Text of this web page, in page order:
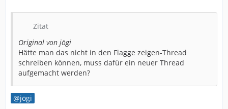
Zitat
Original von jögi
Hätte man das nicht in den Flagge zeigen-Thread
schreiben können, muss dafür ein neuer Thread
aufgemacht werden?
jögi